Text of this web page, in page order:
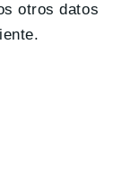
otros datos